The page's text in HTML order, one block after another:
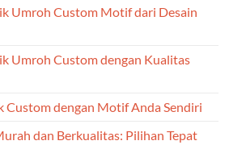
Umroh Custom Motif dari Desain
Umroh Custom dengan Kualitas
Custom dengan Motif Anda Sendiri
dan Berkualitas: Pilihan Tepat